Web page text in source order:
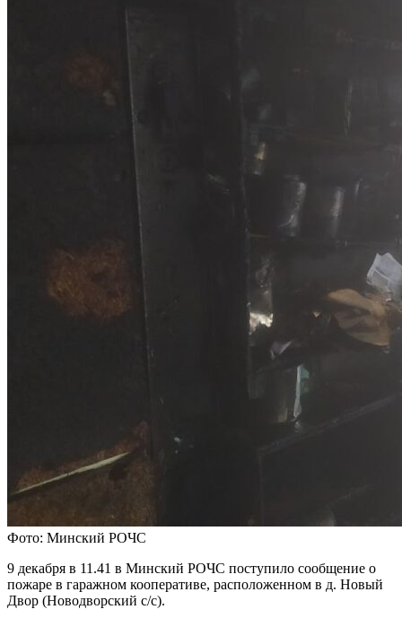
Фото: Минский РОЧС
9 декабря в 11.41 в Минский РОЧС поступило сообщение о
пожаре в гаражном кооперативе, расположенном в д. Новый
Двор (Новодворский с/с).